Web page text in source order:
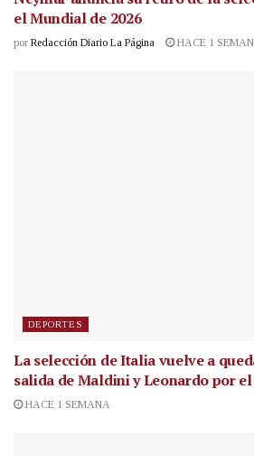
el Mundial de 2026
por Redacción Diario La Página HACE 1
DEPORTES
La selección de Italia vuelve a
salida de Maldini y Leonardo por
HACE 1 SEMANA